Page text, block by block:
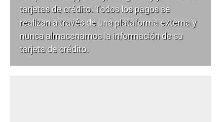
tarjetas de crédito. Todos los pagos se
realizan a través de una plataforma externa y
nunca almacenamos la información de su
tarjeta de crédito.